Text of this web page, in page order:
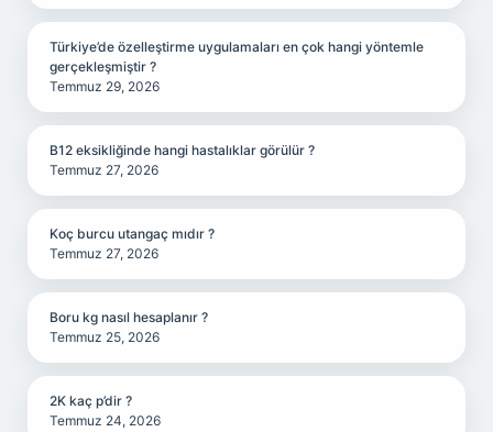
Türkiye’de özelleştirme uygulamaları en çok hangi yöntemle
gerçekleşmiştir ?
Temmuz 29, 2026
B12 eksikliğinde hangi hastalıklar görülür ?
Temmuz 27, 2026
Koç burcu utangaç mıdır ?
Temmuz 27, 2026
Boru kg nasıl hesaplanır ?
Temmuz 25, 2026
2K kaç p’dir ?
Temmuz 24, 2026